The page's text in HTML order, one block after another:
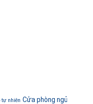
tự nhiên Cửa phòng ngủ